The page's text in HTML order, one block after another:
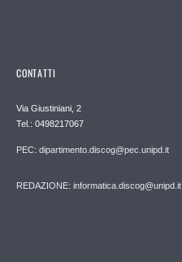
CONTATTI
Via Giustiniani, 2
Tel.: 0498217067
PEC: dipartimento.discog@pec.unipd.it
REDAZIONE: informatica.discog@unipd.it